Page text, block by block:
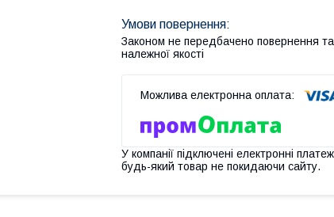
Законом не передбачено повернення
належної якості
У компанії підключені електронні
будь-який товар не покидаючи сайту.